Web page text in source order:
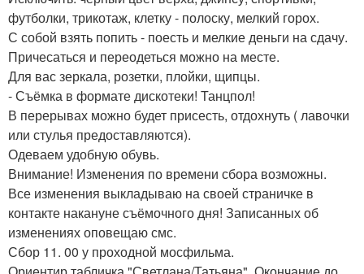
футболки, трикотаж, клетку - полоску, мелкий горох.
С собой взять попить - поесть и мелкие деньги на сдачу.
Причесаться и переодеться можно на месте.
Для вас зеркала, розетки, плойки, щипцы.
- Съёмка в формате дискотеки! Танцпол!
В перерывах можно будет присесть, отдохнуть ( лавочки
или стулья предоставляются).
Одеваем удобную обувь.
Внимание! Изменения по времени сбора возможны.
Все изменения выкладываю на своей страничке в
контакте накануне съёмочного дня! Записанных об
изменениях оповещаю смс.
Сбор 11. 00 у проходной мосфильма.